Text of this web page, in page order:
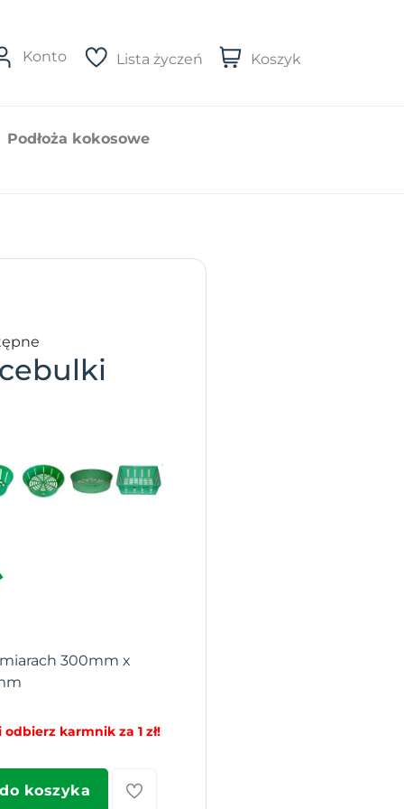
Konto Lista życzeń Koszyk
Podłoża kokosowe
300mm x
karmnik za 1 zł!
koszyka